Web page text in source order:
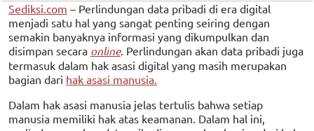
Sediksi.com – Perlindungan data pribadi di era digital
menjadi satu hal yang sangat penting seiring dengan
semakin banyaknya informasi yang dikumpulkan dan
disimpan secara online. Perlindungan akan data pribadi juga
termasuk dalam hak asasi digital yang masih merupakan
bagian dari hak asasi manusia.
Dalam hak asasi manusia jelas tertulis bahwa setiap
manusia memiliki hak atas keamanan. Dalam hal ini,